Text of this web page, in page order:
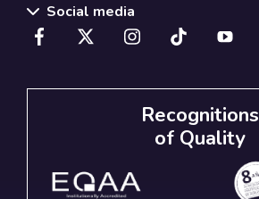
Social media
Recognitions
of Quality